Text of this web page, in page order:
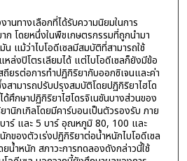
นทางเลือกที่ได้รับความนิยมในการ
ก โดยหนึ่งในพืชเกษตรกรรมที่ถูกนำมา
แม้ว่าไบโอดีเซลมีสมบัติที่สามารถใช้
ล่งปิโตรเลียมได้ แต่ไบโอดีเซลก็ยังมีข้อ
ถียรต่อการทำปฏิกิริยากับออกซิเจนและค่า
ามารถปรับปรุงสมบัติโดยปฏิกิริยาไฮโด
ศึกษาปฏิกิริยาไฮโดรจิเนชันบางส่วนของ
านิกเกิลโดยมีคาร์บอนเป็นตัวรองรับ ภาย
าร์ และ 5 บาร์ อุณหภูมิ 80, 100 และ
กของตัวเร่งปฏิกิริยาต่อน้ำหนักไบโอดีเซล
น้ำหนัก สภาวะการทดลองดังกล่าวนี้ใช้